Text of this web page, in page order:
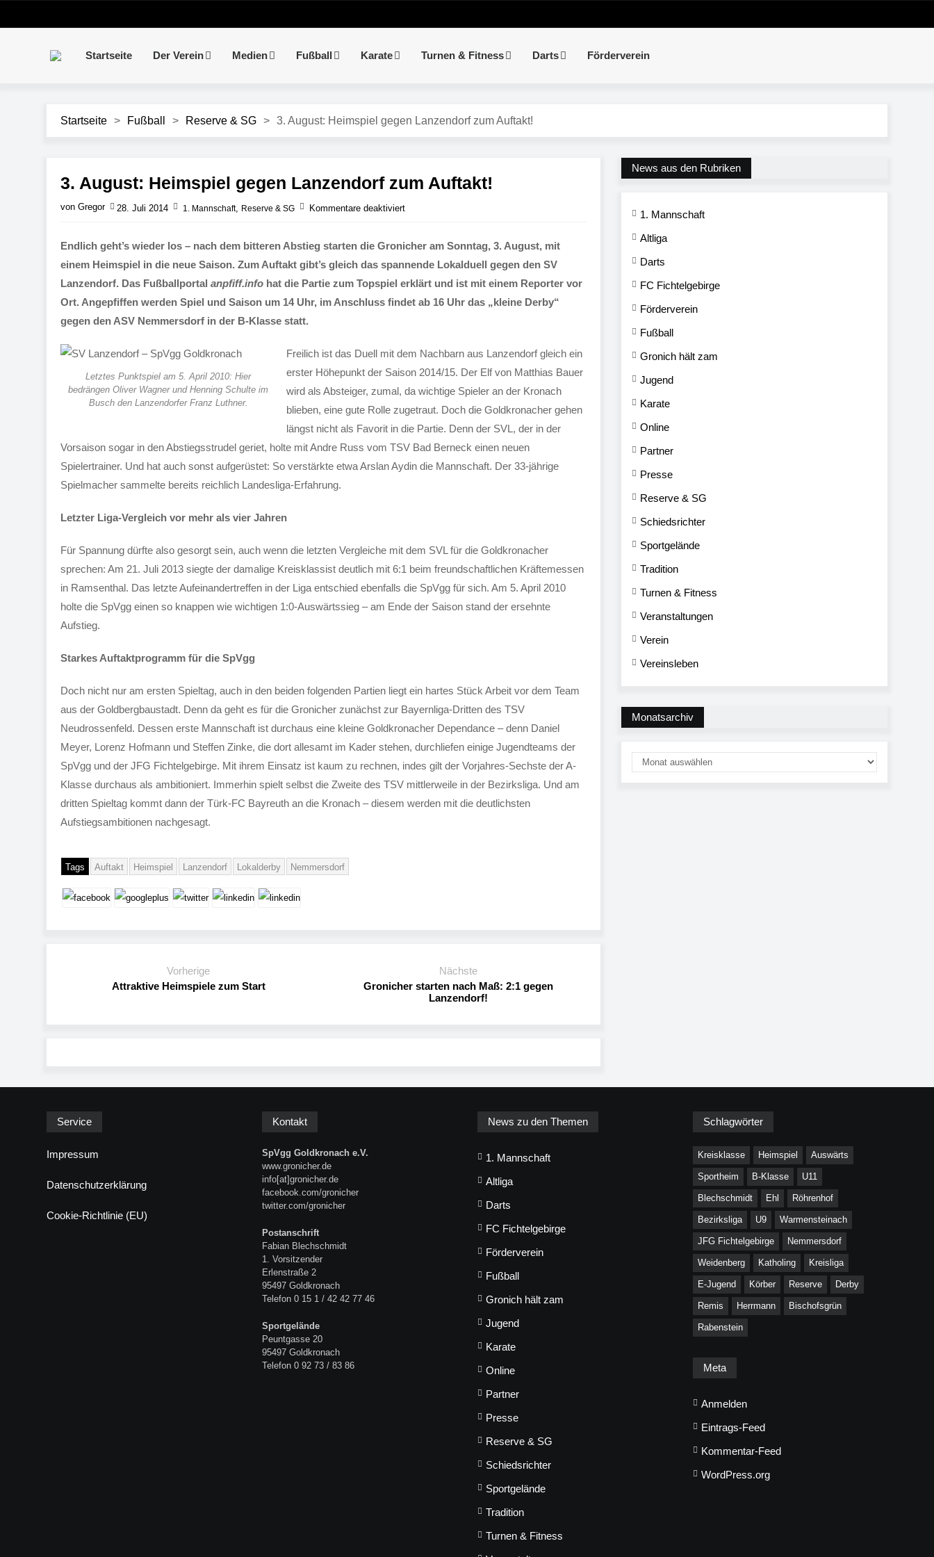
Startseite Der Verein Medien Fußball Karate Turnen & Fitness Darts Förderverein
Startseite > Fußball > Reserve & SG > 3. August: Heimspiel gegen Lanzendorf zum Auftakt!
3. August: Heimspiel gegen Lanzendorf zum Auftakt!
von Gregor 28. Juli 2014 1. Mannschaft, Reserve & SG Kommentare deaktiviert
Endlich geht’s wieder los – nach dem bitteren Abstieg starten die Gronicher am Sonntag, 3. August, mit
einem Heimspiel in die neue Saison. Zum Auftakt gibt’s gleich das spannende Lokalduell gegen den SV
Lanzendorf. Das Fußballportal anpfiff.info hat die Partie zum Topspiel erklärt und ist mit einem Reporter vor
Ort. Angepfiffen werden Spiel und Saison um 14 Uhr, im Anschluss findet ab 16 Uhr das „kleine Derby“
gegen den ASV Nemmersdorf in der B-Klasse statt.
Letztes Punktspiel am 5. April 2010: Hier
bedrängen Oliver Wagner und Henning Schulte im
Busch den Lanzendorfer Franz Luthner.
Freilich ist das Duell mit dem Nachbarn aus Lanzendorf gleich ein
erster Höhepunkt der Saison 2014/15. Der Elf von Matthias Bauer
wird als Absteiger, zumal, da wichtige Spieler an der Kronach
blieben, eine gute Rolle zugetraut. Doch die Goldkronacher gehen
längst nicht als Favorit in die Partie. Denn der SVL, der in der
Vorsaison sogar in den Abstiegsstrudel geriet, holte mit Andre Russ vom TSV Bad Berneck einen neuen
Spielertrainer. Und hat auch sonst aufgerüstet: So verstärkte etwa Arslan Aydin die Mannschaft. Der 33-jährige
Spielmacher sammelte bereits reichlich Landesliga-Erfahrung.
Letzter Liga-Vergleich vor mehr als vier Jahren
Für Spannung dürfte also gesorgt sein, auch wenn die letzten Vergleiche mit dem SVL für die Goldkronacher
sprechen: Am 21. Juli 2013 siegte der damalige Kreisklassist deutlich mit 6:1 beim freundschaftlichen Kräftemessen
in Ramsenthal. Das letzte Aufeinandertreffen in der Liga entschied ebenfalls die SpVgg für sich. Am 5. April 2010
holte die SpVgg einen so knappen wie wichtigen 1:0-Auswärtssieg – am Ende der Saison stand der ersehnte
Aufstieg.
Starkes Auftaktprogramm für die SpVgg
Doch nicht nur am ersten Spieltag, auch in den beiden folgenden Partien liegt ein hartes Stück Arbeit vor dem Team
aus der Goldbergbaustadt. Denn da geht es für die Gronicher zunächst zur Bayernliga-Dritten des TSV
Neudrossenfeld. Dessen erste Mannschaft ist durchaus eine kleine Goldkronacher Dependance – denn Daniel
Meyer, Lorenz Hofmann und Steffen Zinke, die dort allesamt im Kader stehen, durchliefen einige Jugendteams der
SpVgg und der JFG Fichtelgebirge. Mit ihrem Einsatz ist kaum zu rechnen, indes gilt der Vorjahres-Sechste der A-
Klasse durchaus als ambitioniert. Immerhin spielt selbst die Zweite des TSV mittlerweile in der Bezirksliga. Und am
dritten Spieltag kommt dann der Türk-FC Bayreuth an die Kronach – diesem werden mit die deutlichsten
Aufstiegsambitionen nachgesagt.
Tags Auftakt Heimspiel Lanzendorf Lokalderby Nemmersdorf
Vorherige
Attraktive Heimspiele zum Start
Nächste
Gronicher starten nach Maß: 2:1 gegen
Lanzendorf!
News aus den Rubriken
1. Mannschaft
Altliga
Darts
FC Fichtelgebirge
Förderverein
Fußball
Gronich hält zam
Jugend
Karate
Online
Partner
Presse
Reserve & SG
Schiedsrichter
Sportgelände
Tradition
Turnen & Fitness
Veranstaltungen
Verein
Vereinsleben
Monatsarchiv
Service
Impressum
Datenschutzerklärung
Cookie-Richtlinie (EU)
Kontakt
SpVgg Goldkronach e.V.
www.gronicher.de
info[at]gronicher.de
facebook.com/gronicher
twitter.com/gronicher
Postanschrift
Fabian Blechschmidt
1. Vorsitzender
Erlenstraße 2
95497 Goldkronach
Telefon 0 15 1 / 42 42 77 46
Sportgelände
Peuntgasse 20
95497 Goldkronach
Telefon 0 92 73 / 83 86
News zu den Themen
1. Mannschaft
Altliga
Darts
FC Fichtelgebirge
Förderverein
Fußball
Gronich hält zam
Jugend
Karate
Online
Partner
Presse
Reserve & SG
Schiedsrichter
Sportgelände
Tradition
Turnen & Fitness
Schlagwörter
Kreisklasse Heimspiel Auswärts
Sportheim B-Klasse U11
Blechschmidt Ehl Röhrenhof
Bezirksliga U9 Warmensteinach
JFG Fichtelgebirge Nemmersdorf
Weidenberg Katholing Kreisliga
E-Jugend Körber Reserve Derby
Remis Herrmann Bischofsgrün
Rabenstein
Meta
Anmelden
Eintrags-Feed
Kommentar-Feed
WordPress.org